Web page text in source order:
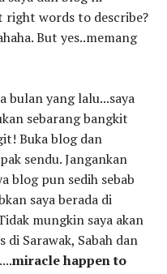
right words to describe?
But yes..memang
bulan yang lalu...saya
sebarang bangkit
Buka blog dan
sendu. Jangankan
blog pun sedih sebab
saya berada di
mungkin saya akan
Sarawak, Sabah dan
miracle happen to